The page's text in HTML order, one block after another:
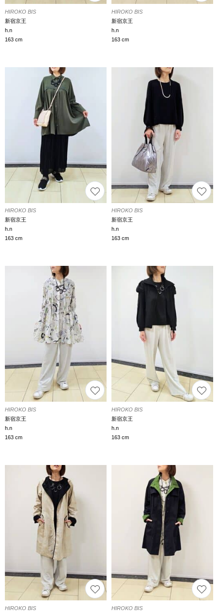
HIROKO BIS
新宿京王
h.n
163 cm
HIROKO BIS
新宿京王
h.n
163 cm
HIROKO BIS
新宿京王
h.n
163 cm
HIROKO BIS
新宿京王
h.n
163 cm
HIROKO BIS
新宿京王
h.n
163 cm
HIROKO BIS
新宿京王
h.n
163 cm
HIROKO BIS
HIROKO BIS